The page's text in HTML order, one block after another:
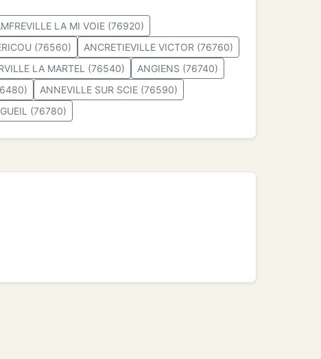
LA MI VOIE (76920)
(76560)
ANCRETIEVILLE VICTOR (76760)
LA MARTEL (76540)
ANGIENS (76740)
ANNEVILLE SUR SCIE (76590)
(76780)